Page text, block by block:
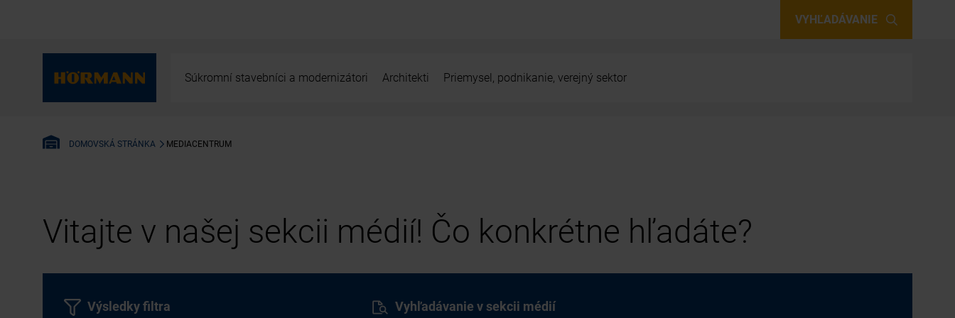
VYHĽADÁVANIE
Súkromní stavebníci a modernizátori Architekti Priemysel, podnikanie, verejný sektor
DOMOVSKÁ STRÁNKA MEDIACENTRUM
Vitajte v našej sekcii médií! Čo konkrétne hľadáte?
Vyhľadávanie v sekcii médií
Výsledky filtra